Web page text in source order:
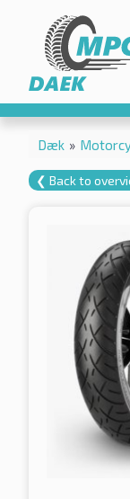
Dæk »
❮ Back to